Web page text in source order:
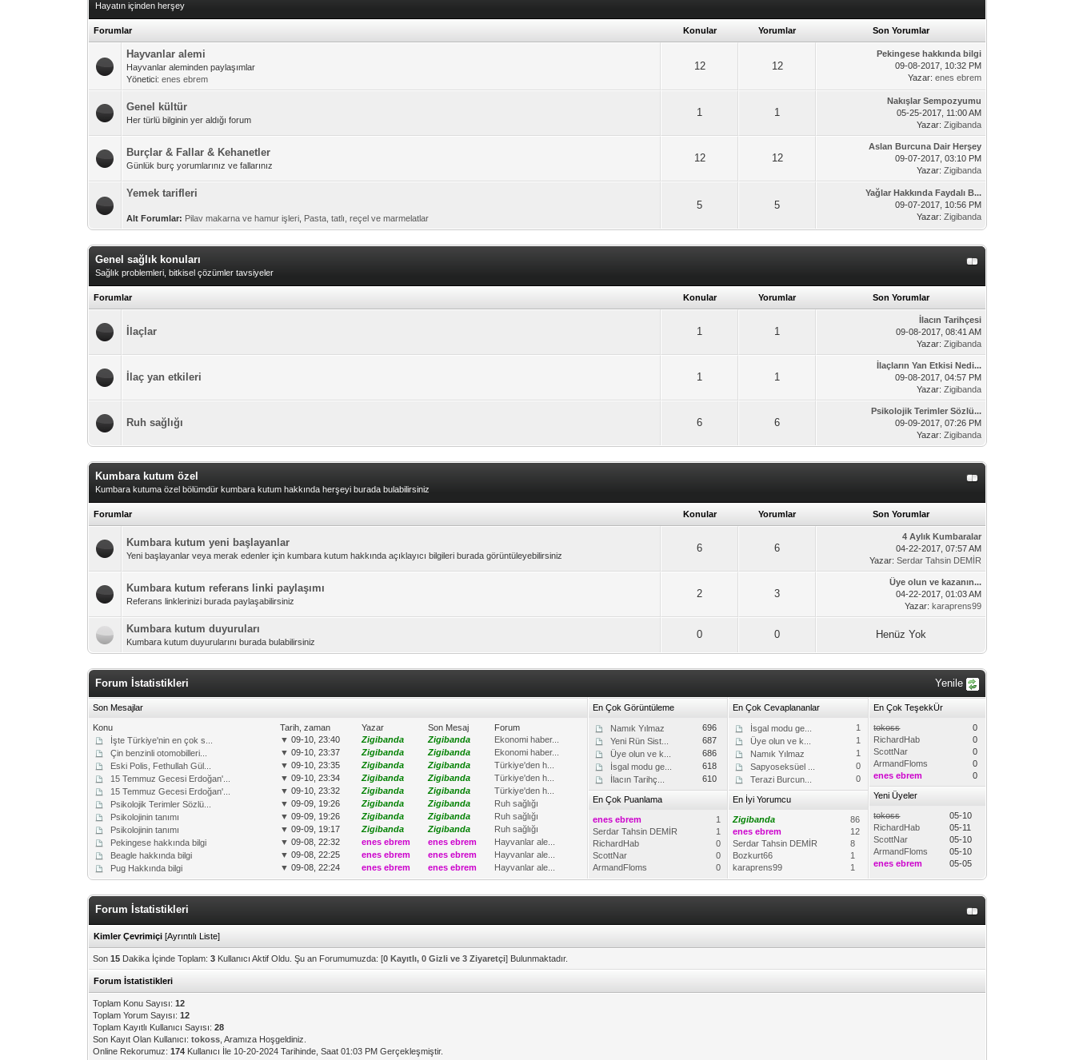
Hayatın içinden herşey
Forumlar Konular Yorumlar Son Yorumlar
Hayvanlar alemi
Hayvanlar aleminden paylaşımlar
Yönetici:enes ebrem
12 12
Pekingese hakkında bilgi
09-08-2017, 10:32 PM
Yazar:enes ebrem
Genel kültür
Her türlü bilginin yer aldığı forum
1 1
Nakışlar Sempozyumu
05-25-2017, 11:00 AM
Yazar:Zigibanda
Burçlar & Fallar & Kehanetler
Günlük burç yorumlarınız ve fallarınız
12 12
Aslan Burcuna Dair Herşey
09-07-2017, 03:10 PM
Yazar:Zigibanda
Yemek tarifleri
Alt Forumlar: Pilav makarna ve hamur işleri Pasta, tatlı, reçel ve marmelatlar
5 5
Yağlar Hakkında Faydalı B...
09-07-2017, 10:56 PM
Yazar:Zigibanda
Genel sağlık konuları
Sağlık problemleri, bitkisel çözümler tavsiyeler
Forumlar Konular Yorumlar Son Yorumlar
İlaçlar 1 1
İlacın Tarihçesi
09-08-2017, 08:41 AM
Yazar:Zigibanda
İlaç yan etkileri 1 1
İlaçların Yan Etkisi Nedi...
09-08-2017, 04:57 PM
Yazar:Zigibanda
Ruh sağlığı 6 6
Psikolojik Terimler Sözlü...
09-09-2017, 07:26 PM
Yazar:Zigibanda
Kumbara kutum özel
Kumbara kutuma özel bölümdür kumbara kutum hakkında herşeyi burada bulabilirsiniz
Forumlar Konular Yorumlar Son Yorumlar
Kumbara kutum yeni başlayanlar
Yeni başlayanlar veya merak edenler için kumbara kutum hakkında açıklayıcı bilgileri burada görüntüleyebilirsiniz
6 6
4 Aylık Kumbaralar
04-22-2017, 07:57 AM
Yazar:Serdar Tahsin DEMİR
Kumbara kutum referans linki paylaşımı
Referans linklerinizi burada paylaşabilirsiniz
2 3
Üye olun ve kazanın...
04-22-2017, 01:03 AM
Yazar:karaprens99
Kumbara kutum duyuruları
Kumbara kutum duyurularını​ burada bulabilirsiniz
0 0 Henüz Yok
Yenile
Forum İstatistikleri
Son Mesajlar
Konu Tarih, zaman Yazar Son Mesaj
Forum
İşte Türkiye'nin en çok s...
▼ 09-10, 23:40 Zigibanda Zigibanda
Ekonomi haber...
Çin benzinli otomobilleri...
▼ 09-10, 23:37 Zigibanda Zigibanda
Ekonomi haber...
Eski Polis, Fethullah Gül...
▼ 09-10, 23:35 Zigibanda Zigibanda
Türkiye'den h...
15 Temmuz Gecesi Erdoğan'...
▼ 09-10, 23:34 Zigibanda Zigibanda
Türkiye'den h...
15 Temmuz Gecesi Erdoğan'...
▼ 09-10, 23:32 Zigibanda Zigibanda
Türkiye'den h...
Psikolojik Terimler Sözlü...
▼ 09-09, 19:26 Zigibanda Zigibanda
Ruh sağlığı
Psikolojinin tanımı
▼ 09-09, 19:26 Zigibanda Zigibanda
Ruh sağlığı
Psikolojinin tanımı
▼ 09-09, 19:17 Zigibanda Zigibanda
Ruh sağlığı
Pekingese hakkında bilgi
▼ 09-08, 22:32 enes ebrem enes ebrem
Hayvanlar ale...
Beagle hakkında bilgi
▼ 09-08, 22:25 enes ebrem enes ebrem
Hayvanlar ale...
Pug Hakkında bilgi
▼ 09-08, 22:24 enes ebrem enes ebrem Hayvanlar ale...
En Çok Görüntüleme
Namık Yılmaz
696
Yeni Rün Sist...
687
Üye olun ve k...
686
İsgal modu ge...
618
İlacın Tarihç...
610
En Çok Puanlama
enes ebrem
1
Serdar Tahsin DEMİR
1
RichardHab
0
ScottNar
0
ArmandFloms
0
En Çok Cevaplananlar
İsgal modu ge...
1
Üye olun ve k...
1
Namık Yılmaz
1
Sapyoseksüel ...
0
Terazi Burcun...
0
En İyi Yorumcu
Zigibanda
86
enes ebrem
12
Serdar Tahsin DEMİR
8
Bozkurt66
1
karaprens99
1
En Çok TeşekkÜr
tokoss
0
RichardHab
0
ScottNar
0
ArmandFloms
0
enes ebrem
0
Yeni Üyeler
tokoss
05-10
RichardHab
05-11
ScottNar
05-10
ArmandFloms
05-10
enes ebrem
05-05
Forum İstatistikleri
Kimler Çevrimiçi [Ayrıntılı Liste]
Son15 Dakika İçinde Toplam:3 Kullanıcı Aktif Oldu. Şu an Forumumuzda: [0 Kayıtlı, 0 Gizli ve 3 Ziyaretçi] Bulunmaktadır.
Forum İstatistikleri
Toplam Konu Sayısı:12
Toplam Yorum Sayısı:12
Toplam Kayıtlı Kullanıcı Sayısı:28
Son Kayıt Olan Kullanıcı:tokoss , Aramıza Hoşgeldiniz.
Online Rekorumuz:174 Kullanıcı İle 10-20-2024 Tarihinde, Saat 01:03 PM Gerçekleşmiştir.